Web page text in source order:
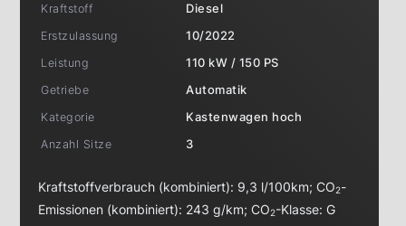
Kraftstoff
Diesel
Erstzulassung
10/2022
Leistung
110 kW / 150 PS
Getriebe
Automatik
Kategorie
Kastenwagen hoch
Anzahl Sitze
3
Kraftstoffverbrauch (kombiniert): 9,3 l/100km;CO2-
Emissionen (kombiniert): 243 g/km;CO2-Klasse:G